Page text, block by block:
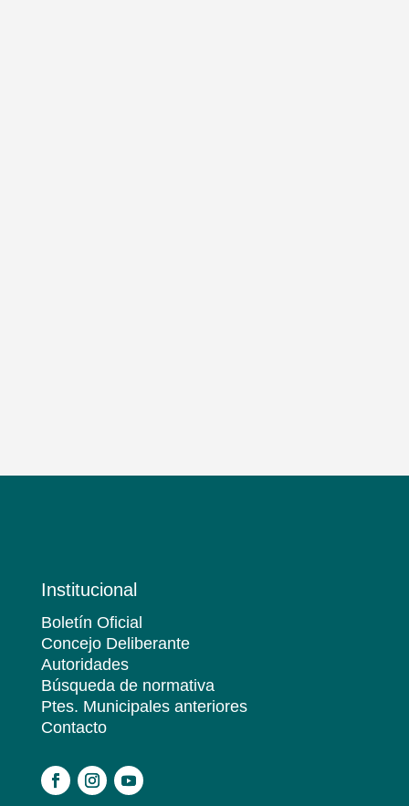
Institucional
Boletín Oficial
Concejo Deliberante
Autoridades
Búsqueda de normativa
Ptes. Municipales anteriores
Contacto